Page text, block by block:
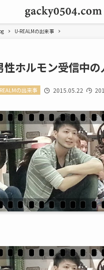
U-REALMの出来事
性ホルモン受信中の
の出来事 2015.05.22